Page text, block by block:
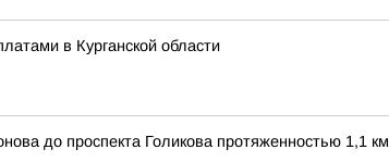
в Курганской области
до проспекта Голикова протяженностью 1,1 км